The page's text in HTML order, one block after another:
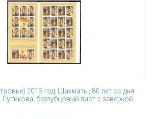
2013 год. Шахматы, 80 лет со дня
беззубцовый лист с заверкой